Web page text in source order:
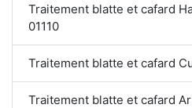
Traitement blatte et cafard
01110
Traitement blatte et cafard
Traitement blatte et cafard